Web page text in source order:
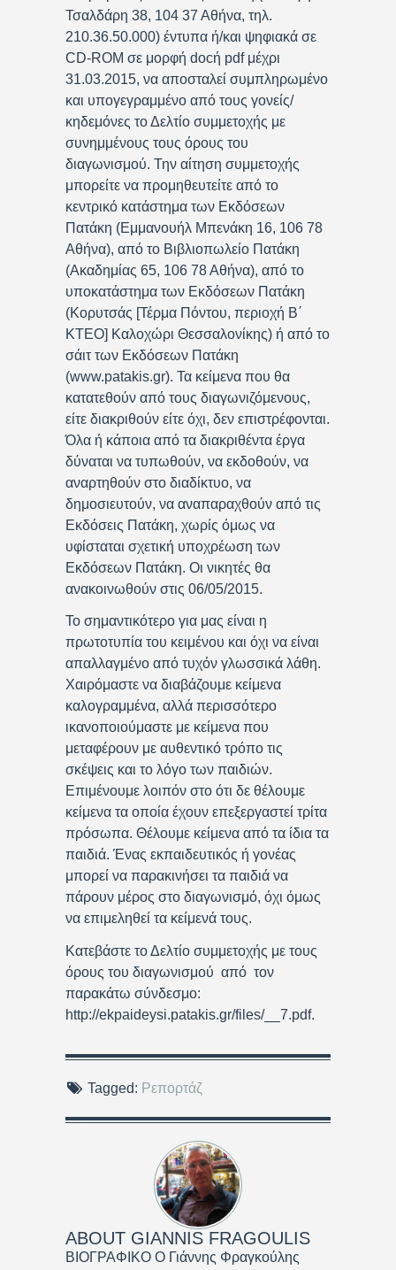
Τσαλδάρη 38, 104 37 Αθήνα, τηλ.
210.36.50.000) έντυπα ή/και ψηφιακά σε
CD-ROM σε μορφή docή pdf μέχρι
31.03.2015, να αποσταλεί συμπληρωμένο
και υπογεγραμμένο από τους γονείς/
κηδεμόνες το Δελτίο συμμετοχής με
συνημμένους τους όρους του
διαγωνισμού. Την αίτηση συμμετοχής
μπορείτε να προμηθευτείτε από το
κεντρικό κατάστημα των Εκδόσεων
Πατάκη (Εμμανουήλ Μπενάκη 16, 106 78
Αθήνα), από το Βιβλιοπωλείο Πατάκη
(Ακαδημίας 65, 106 78 Αθήνα), από το
υποκατάστημα των Εκδόσεων Πατάκη
(Κορυτσάς [Τέρμα Πόντου, περιοχή Β΄
ΚΤΕΟ] Καλοχώρι Θεσσαλονίκης) ή από το
σάιτ των Εκδόσεων Πατάκη
(www.patakis.gr). Τα κείμενα που θα
κατατεθούν από τους διαγωνιζόμενους,
είτε διακριθούν είτε όχι, δεν επιστρέφονται.
Όλα ή κάποια από τα διακριθέντα έργα
δύναται να τυπωθούν, να εκδοθούν, να
αναρτηθούν στο διαδίκτυο, να
δημοσιευτούν, να αναπαραχθούν από τις
Εκδόσεις Πατάκη, χωρίς όμως να
υφίσταται σχετική υποχρέωση των
Εκδόσεων Πατάκη. Οι νικητές θα
ανακοινωθούν στις 06/05/2015.
Το σημαντικότερο για μας είναι η
πρωτοτυπία του κειμένου και όχι να είναι
απαλλαγμένο από τυχόν γλωσσικά λάθη.
Χαιρόμαστε να διαβάζουμε κείμενα
καλογραμμένα, αλλά περισσότερο
ικανοποιούμαστε με κείμενα που
μεταφέρουν με αυθεντικό τρόπο τις
σκέψεις και το λόγο των παιδιών.
Επιμένουμε λοιπόν στο ότι δε θέλουμε
κείμενα τα οποία έχουν επεξεργαστεί τρίτα
πρόσωπα. Θέλουμε κείμενα από τα ίδια τα
παιδιά. Ένας εκπαιδευτικός ή γονέας
μπορεί να παρακινήσει τα παιδιά να
πάρουν μέρος στο διαγωνισμό, όχι όμως
να επιμεληθεί τα κείμενά τους.
Κατεβάστε το Δελτίο συμμετοχής με τους
όρους του διαγωνισμού από τον
παρακάτω σύνδεσμο:
http://ekpaideysi.patakis.gr/files/__7.pdf.
Tagged: Ρεπορτάζ
ABOUT GIANNIS FRAGOULIS
ΒΙΟΓΡΑΦΙΚΟ Ο Γιάννης Φραγκούλης